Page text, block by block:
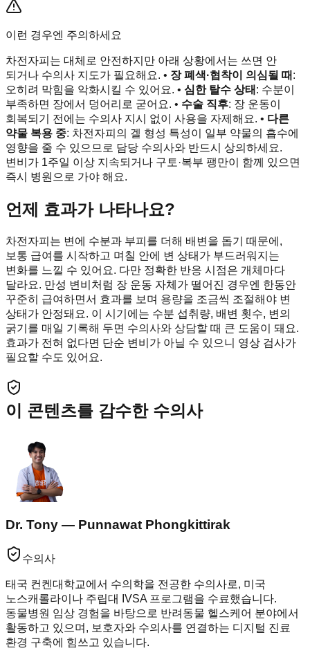
이런 경우엔 주의하세요
차전자피는 대체로 안전하지만 아래 상황에서는 쓰면 안
되거나 수의사 지도가 필요해요. • 장 폐색·협착이 의심될 때 :
오히려 막힘을 악화시킬 수 있어요. • 심한 탈수 상태 : 수분이
부족하면 장에서 덩어리로 굳어요. • 수술 직후: 장 운동이
회복되기 전에는 수의사 지시 없이 사용을 자제해요. • 다른
약물 복용 중: 차전자피의 겔 형성 특성이 일부 약물의 흡수에
영향을 줄 수 있으므로 담당 수의사와 반드시 상의하세요.
변비가 1주일 이상 지속되거나 구토·복부 팽만이 함께 있으면
즉시 병원으로 가야 해요.
언제 효과가 나타나요?
차전자피는 변에 수분과 부피를 더해 배변을 돕기 때문에,
보통 급여를 시작하고 며칠 안에 변 상태가 부드러워지는
변화를 느낄 수 있어요. 다만 정확한 반응 시점은 개체마다
달라요. 만성 변비처럼 장 운동 자체가 떨어진 경우엔 한동안
꾸준히 급여하면서 효과를 보며 용량을 조금씩 조절해야 변
상태가 안정돼요. 이 시기에는 수분 섭취량, 배변 횟수, 변의
굵기를 매일 기록해 두면 수의사와 상담할 때 큰 도움이 돼요.
효과가 전혀 없다면 단순 변비가 아닐 수 있으니 영상 검사가
필요할 수도 있어요.
이 콘텐츠를 감수한 수의사
Dr. Tony — Punnawat Phongkittirak
수의사
태국 컨켄대학교에서 수의학을 전공한 수의사로, 미국
노스캐롤라이나 주립대 IVSA 프로그램을 수료했습니다.
동물병원 임상 경험을 바탕으로 반려동물 헬스케어 분야에서
활동하고 있으며, 보호자와 수의사를 연결하는 디지털 진료
환경 구축에 힘쓰고 있습니다.